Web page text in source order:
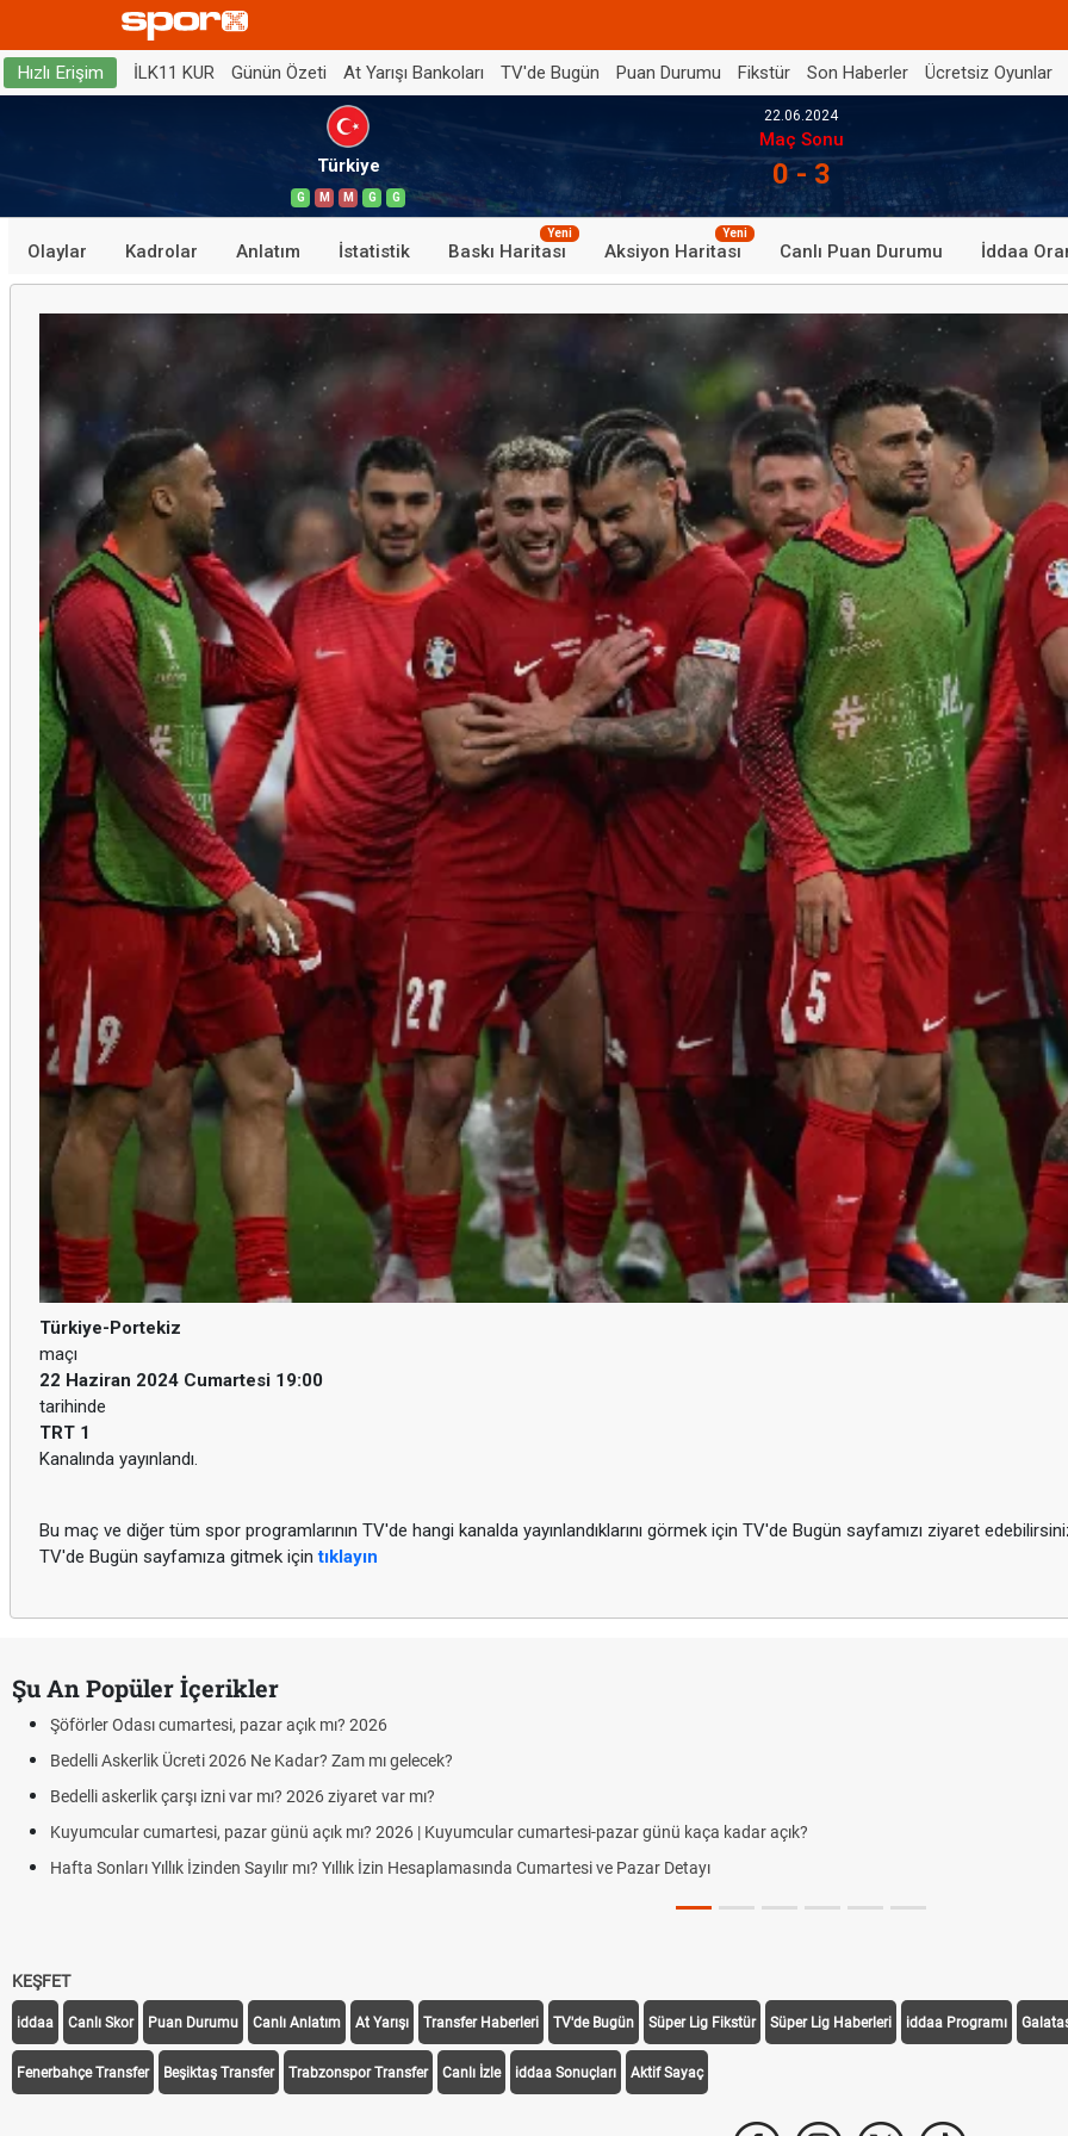
Hızlı Erişim İLK11 KUR Günün Özeti At Yarışı Bankoları TV'de Bugün Puan Durumu Fikstür Son Haberler Ücretsiz Oyunlar
Türkiye
G M M G G
22.06.2024
Maç Sonu
0 - 3
Olaylar Kadrolar Anlatım İstatistik Baskı Haritası
Yeni
Aksiyon Haritası
Yeni
Canlı Puan Durumu İddaa
Türkiye-Portekiz
maçı
22 Haziran 2024 Cumartesi 19:00
tarihinde
TRT 1
Kanalında yayınlandı.
Bu maç ve diğer tüm spor programlarının TV'de hangi kanalda yayınlandıklarını görmek için TV'de Bugün sayfamızı ziyaret
TV'de Bugün sayfamıza gitmek içintıklayın
Şu An Popüler İçerikler
Aras Kargo Cumartesi-pazar açık mı? 2026 Aras Kargo Cumartesi çalışma saatleri!
Hazırlık Maçı ve Dostluk Maçı Nedir? Resmî Maçlardan Farkları
Süper Lig Kaç Hafta ve Toplam Kaç Maç Oynanır?
Türkiye'de Transfer Dönemi Ne Zaman Başlıyor ve Bitiyor?
TFF Yabancı Oyuncu Kuralı Nedir? Güncel Sezonda Nasıl Uygulanıyor?
KEŞFET
iddaa Canlı Skor Puan Durumu Canlı Anlatım At Yarışı Transfer Haberleri TV'de Bugün Süper Lig Fikstür Süper Lig Haberleri iddaa Programı
Fenerbahçe Transfer Beşiktaş Transfer Trabzonspor Transfer Canlı İzle iddaa Sonuçları Aktif Sayaç